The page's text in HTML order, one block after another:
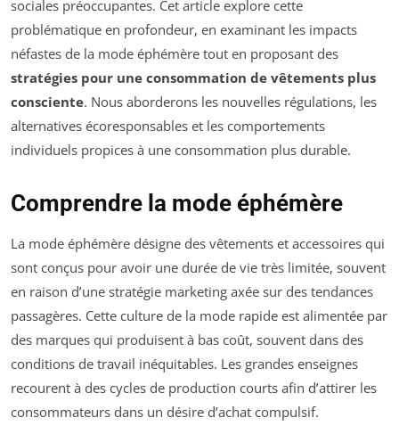
sociales préoccupantes. Cet article explore cette
problématique en profondeur, en examinant les impacts
néfastes de la mode éphémère tout en proposant des
stratégies pour une consommation de vêtements plus
consciente. Nous aborderons les nouvelles régulations, les
alternatives écoresponsables et les comportements
individuels propices à une consommation plus durable.
Comprendre la mode éphémère
La mode éphémère désigne des vêtements et accessoires qui
sont conçus pour avoir une durée de vie très limitée, souvent
en raison d’une stratégie marketing axée sur des tendances
passagères. Cette culture de la mode rapide est alimentée par
des marques qui produisent à bas coût, souvent dans des
conditions de travail inéquitables. Les grandes enseignes
recourent à des cycles de production courts afin d’attirer les
consommateurs dans un désire d’achat compulsif.